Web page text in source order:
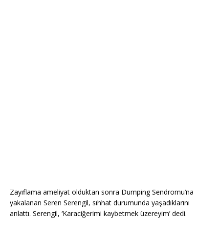
Zayıflama ameliyat olduktan sonra Dumping Sendromu’na
yakalanan Seren Serengil, sıhhat durumunda yaşadıklarını
anlattı. Serengil, ‘Karaciğerimi kaybetmek üzereyim’ dedi.